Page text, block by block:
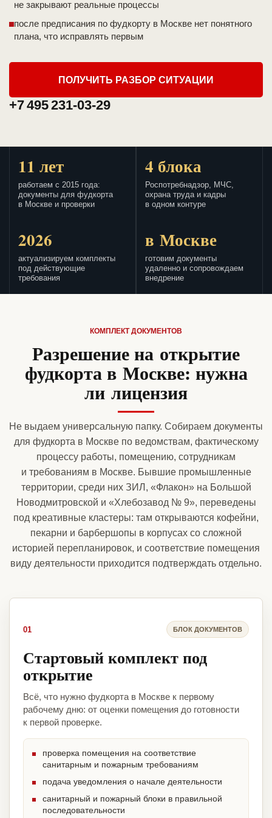
не закрывают реальные процессы
после предписания по фудкорту в Москве нет понятного
плана, что исправлять первым
ПОЛУЧИТЬ РАЗБОР СИТУАЦИИ
+7 495 231-03-29
11 лет
работаем с 2015 года:
документы для фудкорта
в Москве и проверки
4 блока
Роспотребнадзор, МЧС,
охрана труда и кадры
в одном контуре
2026
актуализируем комплекты
под действующие
требования
в Москве
готовим документы
удаленно и сопровождаем
внедрение
КОМПЛЕКТ ДОКУМЕНТОВ
Разрешение на открытие
фудкорта в Москве: нужна
ли лицензия
Не выдаем универсальную папку. Собираем документы
для фудкорта в Москве по ведомствам, фактическому
процессу работы, помещению, сотрудникам
и требованиям в Москве. Бывшие промышленные
территории, среди них ЗИЛ, «Флакон» на Большой
Новодмитровской и «Хлебозавод № 9», переведены
под креативные кластеры: там открываются кофейни,
пекарни и барбершопы в корпусах со сложной
историей перепланировок, и соответствие помещения
виду деятельности приходится подтверждать отдельно.
01 БЛОК ДОКУМЕНТОВ
Стартовый комплект под
открытие
Всё, что нужно фудкорта в Москве к первому
рабочему дню: от оценки помещения до готовности
к первой проверке.
проверка помещения на соответствие
санитарным и пожарным требованиям
подача уведомления о начале деятельности
санитарный и пожарный блоки в правильной
последовательности